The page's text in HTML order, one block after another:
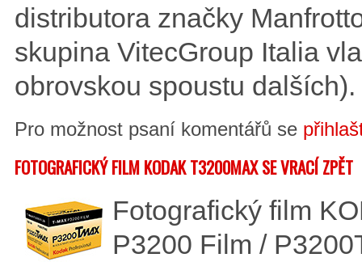
distributora značky
skupina VitecGroup Italia
obrovskou spoustu dalších).
Pro možnost psaní komentářů se
FOTOGRAFICKÝ FILM KODAK T3200MAX SE VRACÍ ZPĚT
Fotografický film
P3200 Film /